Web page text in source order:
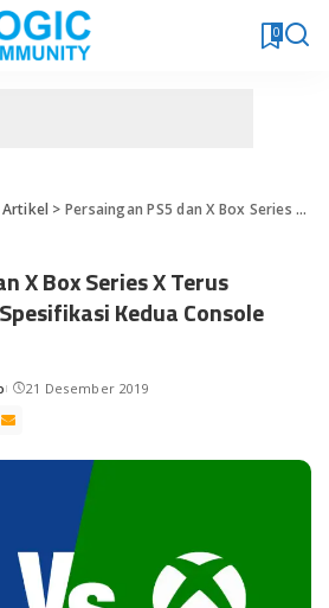
0
Artikel > Persaingan PS5 dan X Box Series X Terus Berlanjut, Ini Info Spesifikasi Kedua Console Tersebut
X Box Series X Terus
Kedua Console
21 Desember 2019